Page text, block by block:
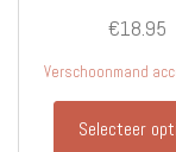
€18.95
Verschoonmand
Selecteer